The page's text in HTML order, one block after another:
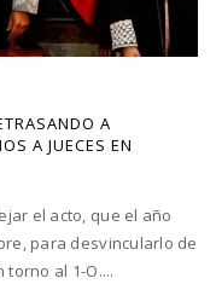
A
A JUECES EN
el acto, que el año
para desvincularlo de
al 1-O....